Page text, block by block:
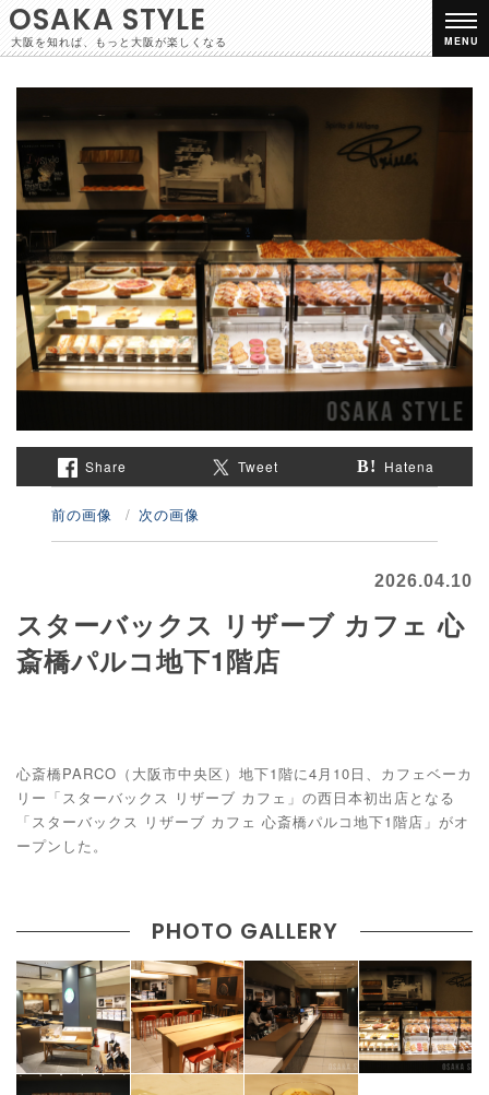
OSAKA STYLE
大阪を知れば、もっと大阪が楽しくなる MENU
Share Tweet Hatena
前の画像 次の画像
2026.04.10
スターバックス リザーブ カフェ 心
斎橋パルコ地下1階店
心斎橋PARCO（大阪市中央区）地下1階に4月10日、カフェベーカ
リー「スターバックス リザーブ カフェ」の西日本初出店となる
「スターバックス リザーブ カフェ 心斎橋パルコ地下1階店」がオ
ープンした。
PHOTO GALLERY